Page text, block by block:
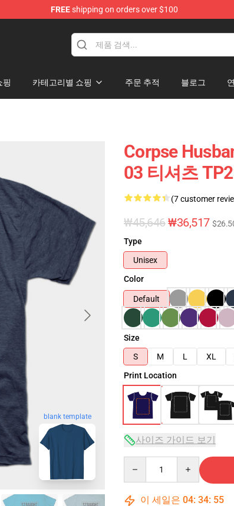
FREEshipping on orders over $100
Store
핑 카테고리별 쇼핑 주문 추적 블로그
blank template
Corpse
03 티셔츠
(7 customer
₩45,646₩36,517
Type
Unisex
Color
Default
Size
S
M L XL
Print Location
사이즈 가이드 보기
이 세일은 04: 34: 54